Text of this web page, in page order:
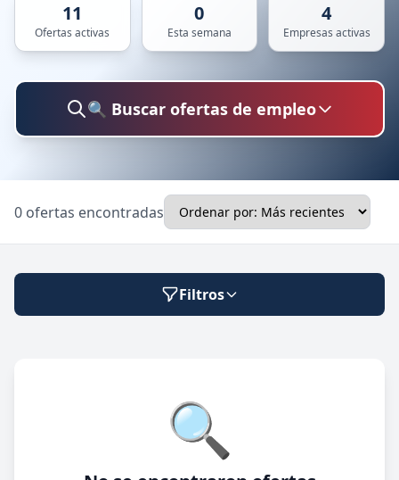
11
Ofertas activas
0
Esta semana
4
Empresas activas
🔍 Buscar ofertas de empleo
Ubicación
🔍 Buscar
0 ofertas encontradas
Filtros
Modalidad de trabajo🔍